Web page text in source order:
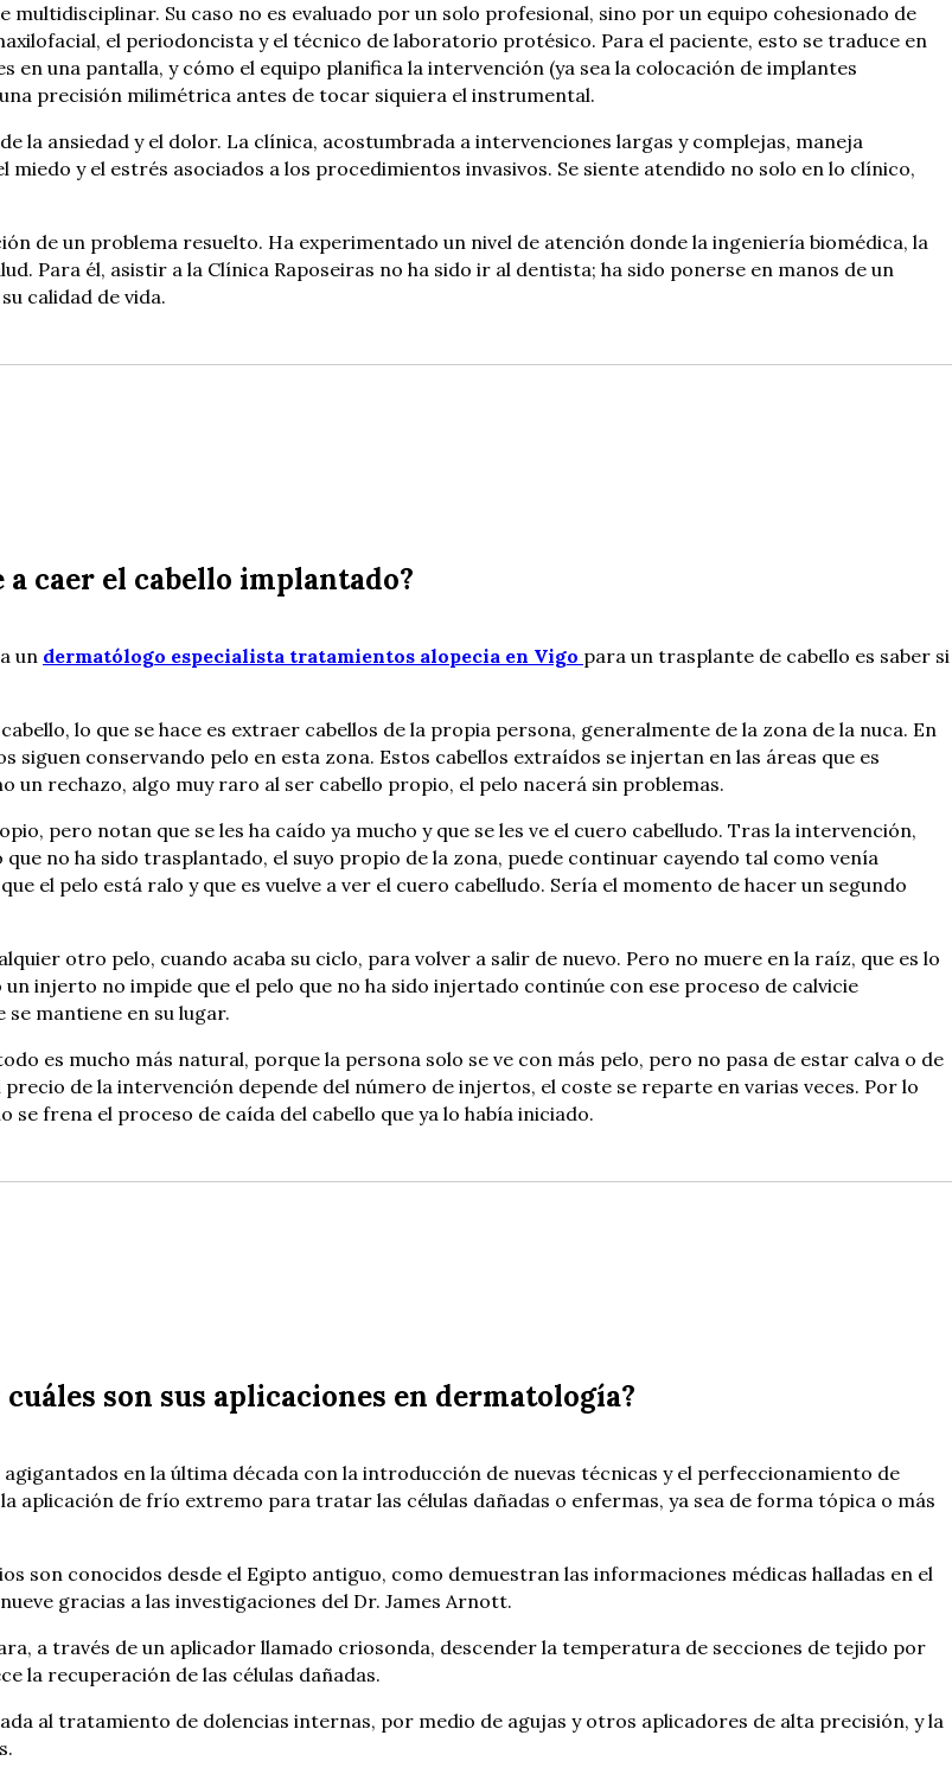
Su caso no es evaluado por un solo profesional, sino por un equipo cohesionado de
el periodoncista y el técnico de laboratorio protésico. Para el paciente, esto se traduce en
en una pantalla, y cómo el equipo planifica la intervención (ya sea la colocación de implantes
precisión milimétrica antes de tocar siquiera el instrumental.
ansiedad y el dolor. La clínica, acostumbrada a intervenciones largas y complejas, maneja
y el estrés asociados a los procedimientos invasivos. Se siente atendido no solo en lo clínico,
de un problema resuelto. Ha experimentado un nivel de atención donde la ingeniería biomédica, la
Para él, asistir a la Clínica Raposeiras no ha sido ir al dentista; ha sido ponerse en manos de un
calidad de vida.
a caer el cabello implantado?
un dermatólogo especialista tratamientos alopecia en Vigo para un trasplante de cabello es saber si
lo que se hace es extraer cabellos de la propia persona, generalmente de la zona de la nuca. En
siguen conservando pelo en esta zona. Estos cabellos extraídos se injertan en las áreas que es
rechazo, algo muy raro al ser cabello propio, el pelo nacerá sin problemas.
pero notan que se les ha caído ya mucho y que se les ve el cuero cabelludo. Tras la intervención,
no ha sido trasplantado, el suyo propio de la zona, puede continuar cayendo tal como venía
el pelo está ralo y que es vuelve a ver el cuero cabelludo. Sería el momento de hacer un segundo
otro pelo, cuando acaba su ciclo, para volver a salir de nuevo. Pero no muere en la raíz, que es lo
injerto no impide que el pelo que no ha sido injertado continúe con ese proceso de calvicie
mantiene en su lugar.
es mucho más natural, porque la persona solo se ve con más pelo, pero no pasa de estar calva o de
de la intervención depende del número de injertos, el coste se reparte en varias veces. Por lo
frena el proceso de caída del cabello que ya lo había iniciado.
son sus aplicaciones en dermatología?
agigantados en la última década con la introducción de nuevas técnicas y el perfeccionamiento de
de frío extremo para tratar las células dañadas o enfermas, ya sea de forma tópica o más
son conocidos desde el Egipto antiguo, como demuestran las informaciones médicas halladas en el
gracias a las investigaciones del Dr. James Arnott.
a través de un aplicador llamado criosonda, descender la temperatura de secciones de tejido por
la recuperación de las células dañadas.
al tratamiento de dolencias internas, por medio de agujas y otros aplicadores de alta precisión, y la